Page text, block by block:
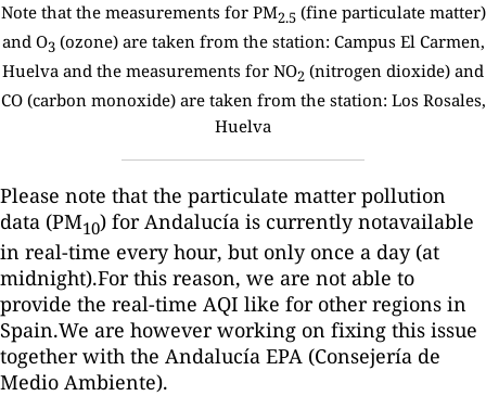
Note that the measurements for PM2.5 (fine particulate matter)
and O3(ozone) are taken from the station: Campus El Carmen,
Huelva and the measurements for NO2 (nitrogen dioxide) and
CO (carbon monoxide) are taken from the station: Los Rosales,
Huelva
Please note that the particulate matter pollution
data (PM10) for Andalucía is currently notavailable
in real-time every hour, but only once a day (at
midnight).For this reason, we are not able to
provide the real-time AQI like for other regions in
Spain.We are however working on fixing this issue
together with the Andalucía EPA (Consejería de
Medio Ambiente).